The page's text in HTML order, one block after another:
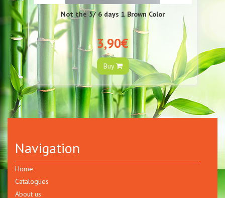
Not the 5/ 6 days 1 Brown Color
3,90€
Buy
Navigation
Home
Catalogues
About us